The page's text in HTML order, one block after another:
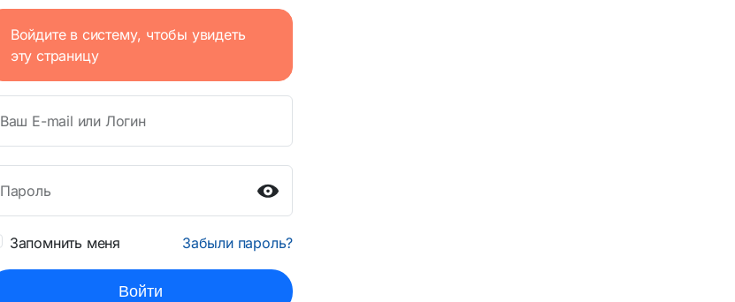
Войдите в систему, чтобы увидеть
эту страницу
Ваш E-mail или Логин
Пароль
Запомнить меня Забыли пароль?
Войти